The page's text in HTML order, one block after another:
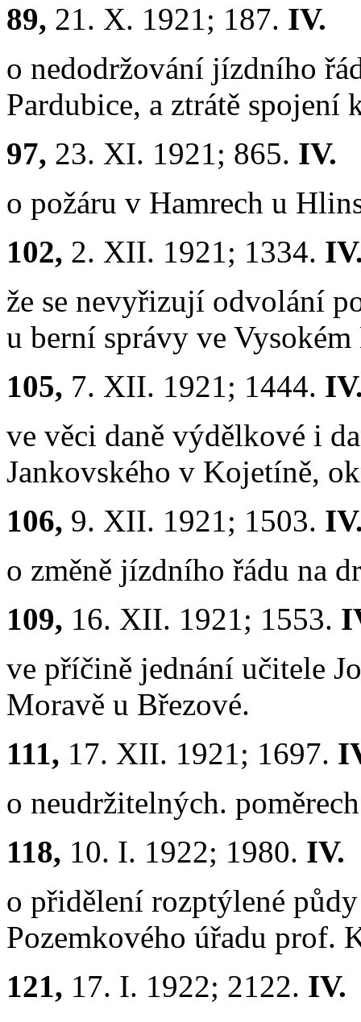
89, 21. X. 1921; 187. IV.
o nedodržování jízdního
Pardubice, a ztrátě
97, 23. XI. 1921; 865. IV.
o požáru v Hamrech u
102, 2. XII. 1921; 1334.
že se nevyřizují odvolání
u berní správy ve
105, 7. XII. 1921; 1444.
ve věci daně výdělkové i
Jankovského v Kojetíně,
106, 9. XII. 1921; 1503.
o změně jízdního řádu na
109, 16. XII. 1921; 1553.
ve příčině jednání učitele
Moravě u Březové.
111, 17. XII. 1921; 1697.
o neudržitelných.
118, 10. I. 1922; 1980. IV.
o přidělení rozptýlené
Pozemkového úřadu prof.
121, 17. I. 1922; 2122. IV.